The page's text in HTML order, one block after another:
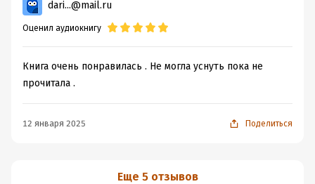
dari...@mail.ru
Оценил аудиокнигу
Книга очень понравилась . Не могла уснуть пока не
прочитала .
12 января 2025 Поделиться
Еще 5 отзывов